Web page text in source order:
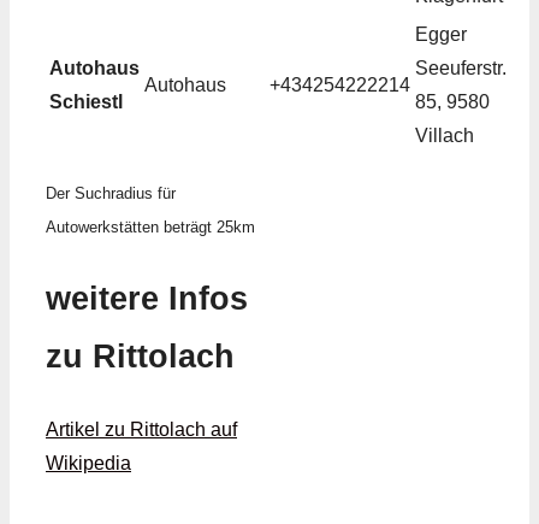
Autohaus
Schiestl
Autohaus +434254222214
Egger
Seeuferstr.
85, 9580
Villach
Der Suchradius für
Autowerkstätten beträgt 25km
weitere Infos
zu Rittolach
Artikel zu Rittolach auf
Wikipedia